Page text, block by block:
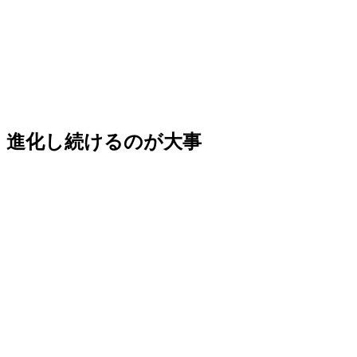
進化し続けるのが大事